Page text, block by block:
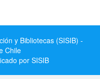
y Bibliotecas (SISIB) -
Chile
por SISIB